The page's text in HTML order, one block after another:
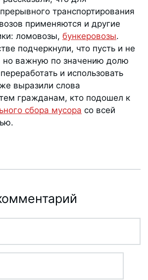
транспортирования
применяются и другие
ломовозы, бункеровозы.
подчеркнули, что пусть и не
но важную по значению долю
и использовать
выразили слова
гражданам, кто подошел к
сбора мусора со всей